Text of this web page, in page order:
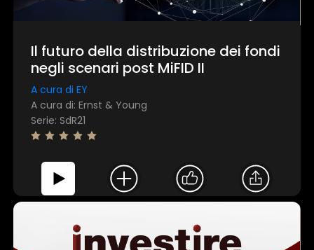
Il futuro della distribuzione dei fondi
negli scenari post MiFID II
A cura di EY
A cura di: Ernst & Young
Serie: SdR21